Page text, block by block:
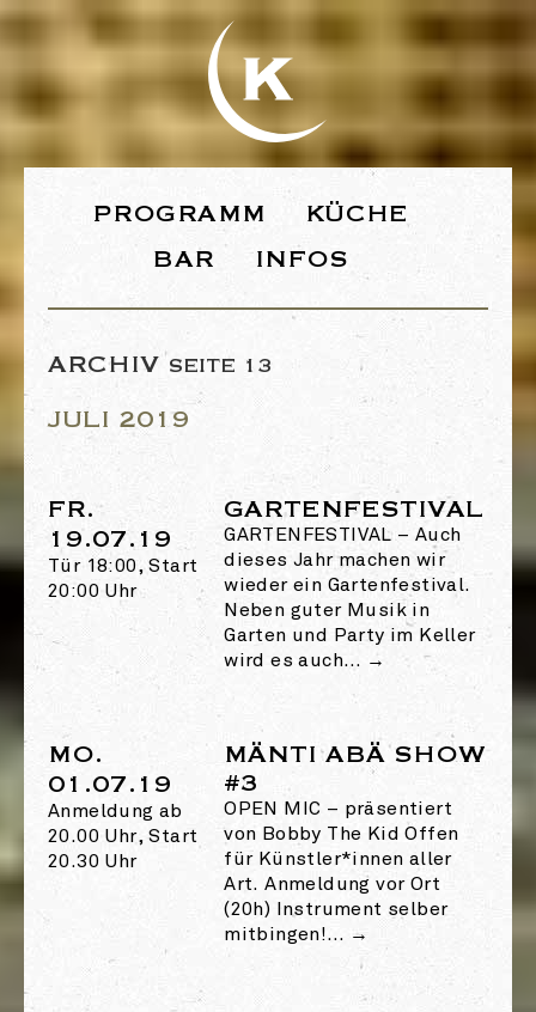
PROGRAMM
KÜCHE
BAR
INFOS
ARCHIVSEITE 13
JULI 2019
FR.
19.07.19
Tür 18:00, Start
20:00 Uhr
GARTENFESTIVAL
GARTENFESTIVAL – Auch
dieses Jahr machen wir
wieder ein Gartenfestival.
Neben guter Musik in
Garten und Party im Keller
wird es auch… →
MO.
01.07.19
Anmeldung ab
20.00 Uhr, Start
20.30 Uhr
MÄNTI ABÄ SHOW
#3
OPEN MIC – präsentiert
von Bobby The Kid Offen
für Künstler*innen aller
Art. Anmeldung vor Ort
(20h) Instrument selber
mitbingen!… →